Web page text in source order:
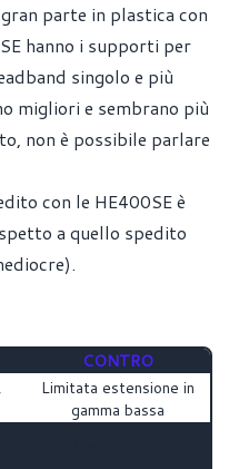
parte in plastica con
hanno i supporti per
singolo e più
migliori e sembrano più
non è possibile parlare
con le HE400SE è
a quello spedito
CONTRO
Limitata estensione in
gamma bassa